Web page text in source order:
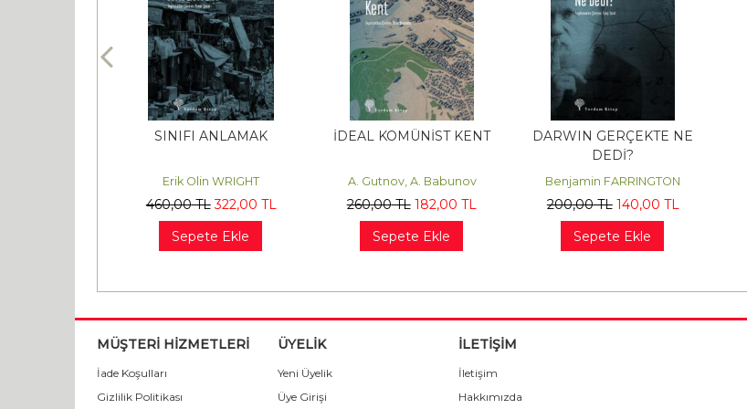
SINIFI ANLAMAK
Erik Olin WRIGHT
460,00TL 322,00 TL
Sepete Ekle
İDEAL KOMÜNİST KENT
A. Gutnov, A. Babunov
260,00TL 182,00 TL
Sepete Ekle
DARWIN GERÇEKTE NE
DEDİ?
Benjamin FARRINGTON
200,00TL 140,00 TL
Sepete Ekle
MÜŞTERİ HİZMETLERİ
İade Koşulları
Gizlilik Politikası
ÜYELİK
Yeni Üyelik
Üye Girişi
İLETİŞİM
İletişim
Hakkımızda